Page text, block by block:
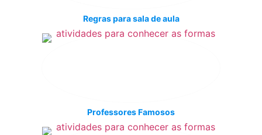
Regras para sala de aula
Professores Famosos